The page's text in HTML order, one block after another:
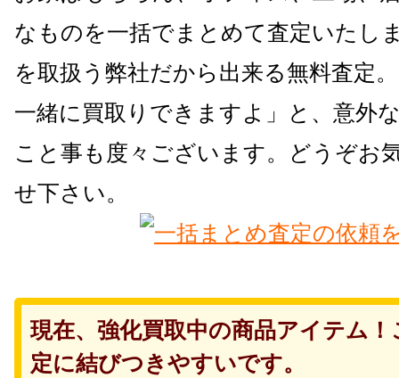
なものを一括でまとめて査定いたし
を取扱う弊社だから出来る無料査定
一緒に買取りできますよ」と、意外
こと事も度々ございます。どうぞお
せ下さい。
現在、強化買取中の商品アイテム
定に結びつきやすいです。